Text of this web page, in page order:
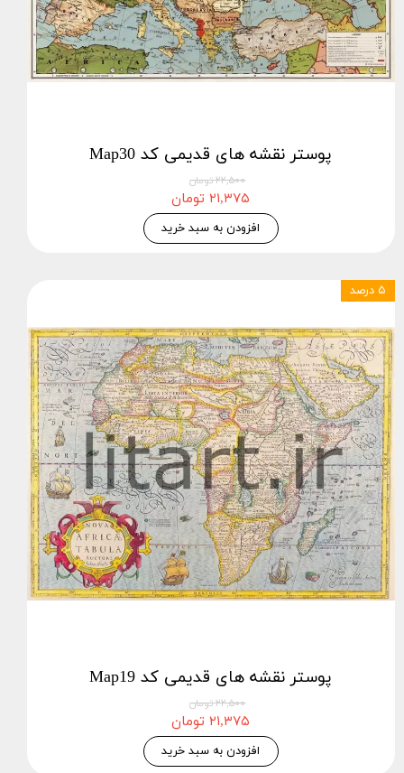
پوستر نقشه های قدیمی کد Map30
۲۲,۵۰۰ تومان
۲۱,۳۷۵ تومان
افزودن به سبد خرید
پوستر نقشه های قدیمی کد Map19
۲۲,۵۰۰ تومان
۲۱,۳۷۵ تومان
افزودن به سبد خرید
۵ درصد